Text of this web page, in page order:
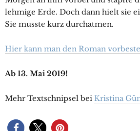
lehmige Erde. Doch dann hielt sie
Sie musste kurz durchatmen.
Hier kann man den Roman
Ab 13. Mai 2019!
Mehr Textschnipsel bei Kristina